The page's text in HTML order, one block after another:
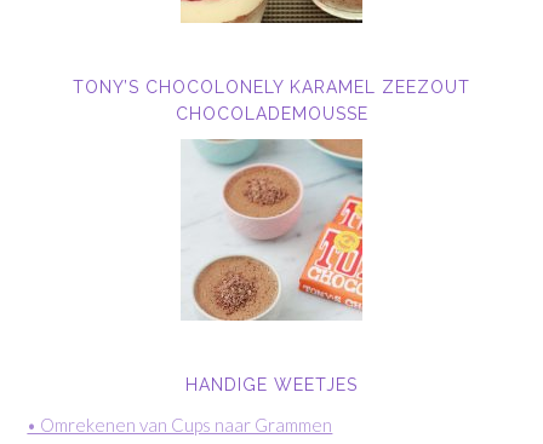
TONY’S CHOCOLONELY KARAMEL ZEEZOUT
CHOCOLADEMOUSSE
HANDIGE WEETJES
• Omrekenen van Cups naar Grammen